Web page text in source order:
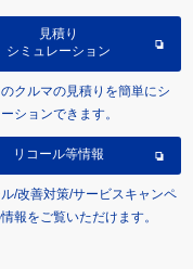
見積り
シミュレーション
クルマの見積りを簡単にシ
ションできます。
リコール等情報
/改善対策/サービスキャンペ
報をご覧いただけます。